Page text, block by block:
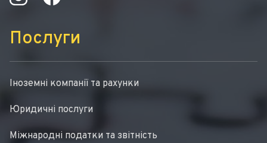
Послуги
Іноземні компанії та рахунки
Юридичні послуги
Міжнародні податки та звітність